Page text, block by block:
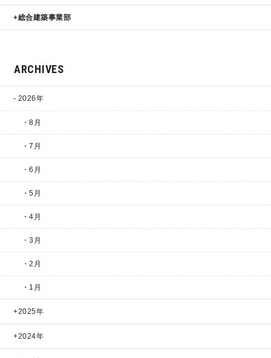
総合建築事業部
ARCHIVES
2026年
・8月
・7月
・6月
・5月
・4月
・3月
・2月
・1月
2025年
2024年